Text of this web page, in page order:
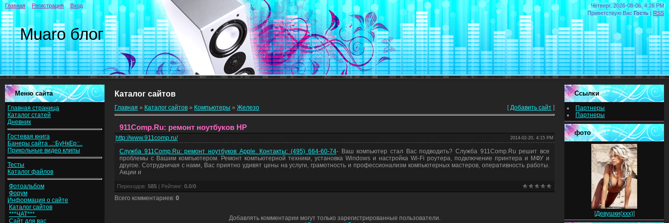
Четверг, 2026-08-06, 4:26 PM
Приветствую Вас Гость | RSS
Muaro блог
Главная Регистрация Вход
Меню сайта
Главная страница
Каталог статей
Дневник
Гостевая книга
Банеры сайта ..::БуНкЕр::..
Прикольные видео клипы
Тесты
Каталог файлов
Фотоальбом
Форум
Информация о сайте
Каталог сайтов
***ЧАТ***
Сайт для вас
Каталог сайтов
Главная » Каталог сайтов » Компьютеры » Железо [ Добавить сайт ]
911Comp.Ru: ремонт ноутбуков HP
http://www.911comp.ru/ 2014-02-20, 4:15 PM
Служба 911Comp.Ru: ремонт ноутбуков Apple. Контакты: (495) 664-60-74- Ваш компьютер стал Вас подводить? Служба 911Comp.Ru решит все
проблемы с Вашим компьютером. Ремонт компьютерной техники, установка Windows и настройка Wi-Fi роутера, подключение принтера и МФУ и
другое. Сотрудничая с нами, Вас приятно удивят цены на услуги, грамотность и профессионализм компьютерных мастеров, оперативность работы.
Акции и
Переходов: 585 | Рейтинг: 0.0/0
Всего комментариев: 0
Добавлять комментарии могут только зарегистрированные пользователи.
Ссылки
Партнеры
Партнеры
фото
[Девушки(xxx)]